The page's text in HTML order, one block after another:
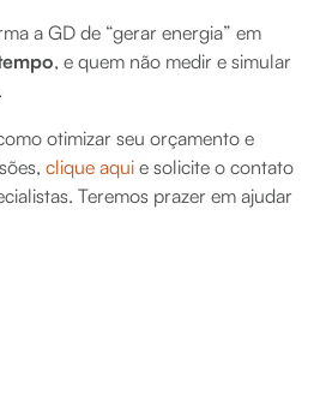
a GD de “gerar energia” em
, e quem não medir e simular
otimizar seu orçamento e
clique aqui e solicite o contato
Teremos prazer em ajudar